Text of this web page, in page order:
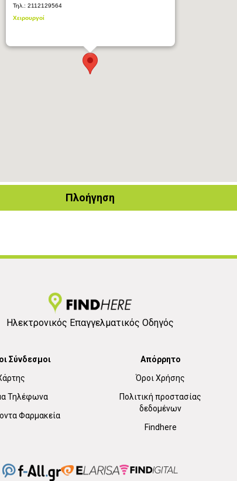
Τηλ.: 2112129564
Χειρουργοί
Πλοήγηση
Ηλεκτρονικός Επαγγελματικός Οδηγός
Σύνδεσμοι
Τηλέφωνα
Φαρμακεία
Απόρρητο
Όροι Χρήσης
Πολιτική προστασίας
δεδομένων
Findhere